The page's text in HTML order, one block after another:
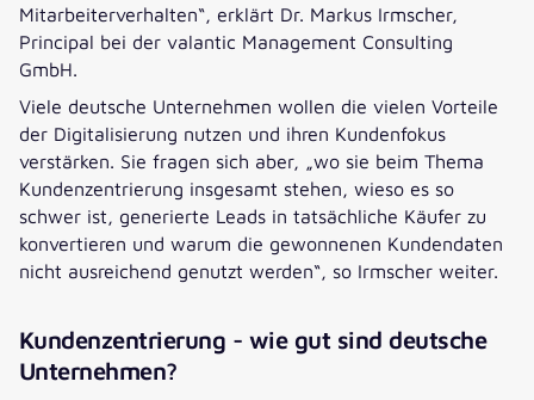
Mitarbeiterverhalten“, erklärt Dr. Markus Irmscher,
Principal bei der valantic Management Consulting
GmbH.
Viele deutsche Unternehmen wollen die vielen Vorteile
der Digitalisierung nutzen und ihren Kundenfokus
verstärken. Sie fragen sich aber, „wo sie beim Thema
Kundenzentrierung insgesamt stehen, wieso es so
schwer ist, generierte Leads in tatsächliche Käufer zu
konvertieren und warum die gewonnenen Kundendaten
nicht ausreichend genutzt werden“, so Irmscher weiter.
Kundenzentrierung - wie gut sind deutsche
Unternehmen?